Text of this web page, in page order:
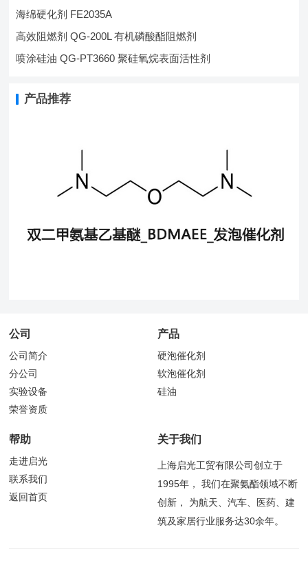
海绵硬化剂 FE2035A
高效阻燃剂 QG-200L 有机磷酸酯阻燃剂
喷涂硅油 QG-PT3660 聚硅氧烷表面活性剂
产品推荐
公司
公司简介
分公司
实验设备
荣誉资质
产品
硬泡催化剂
软泡催化剂
硅油
帮助
走进启光
联系我们
返回首页
关于我们
上海启光工贸有限公司创立于
1995年， 我们在聚氨酯领域不断
创新， 为航天、汽车、医药、建
筑及家居行业服务达30余年。